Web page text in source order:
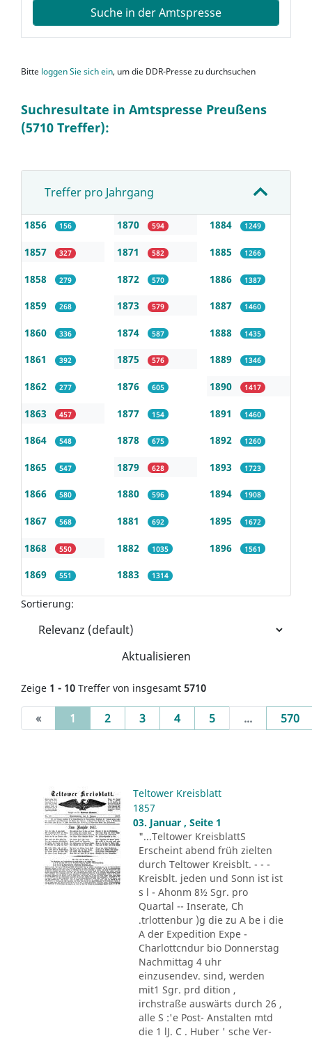
Suche in der Amtspresse
Bitte loggen Sie sich ein, um die DDR-Presse zu durchsuchen
Suchresultate in Amtspresse Preußens
(5710 Treffer):
Treffer pro Jahrgang
1856 156
1857 327
1858 279
1859 268
1860 336
1861 392
1862 277
1863 457
1864 548
1865 547
1866 580
1867 568
1868 550
1869 551
1870 594
1871 582
1872 570
1873 579
1874 587
1875 576
1876 605
1877 154
1878 675
1879 628
1880 596
1881 692
1882 1035
1883 1314
1884 1249
1885 1266
1886 1387
1887 1460
1888 1435
1889 1346
1890 1417
1891 1460
1892 1260
1893 1723
1894 1908
1895 1672
1896 1561
Sortierung:
Aktualisieren
Zeige 1 - 10 Treffer von insgesamt 5710
« 1 (current)
2 3 4 5 ... 570
Teltower Kreisblatt
1857
03. Januar , Seite 1
"...Teltower KreisblattS
Erscheint abend früh zielten
durch Teltower Kreisblt. - - -
Kreisblt. jeden und Sonn ist ist
s l - Ahonm 8½ Sgr. pro
Quartal -- Inserate, Ch
.trlottenbur )g die zu A be i die
A der Expedition Expe -
Charlottcndur bio Donnerstag
Nachmittag 4 uhr
einzusendev. sind, werden
mit1 Sgr. prd dition ,
irchstraße auswärts durch 26 ,
alle S :'e Post- Anstalten mtd
die 1 lJ. C . Huber ' sche Ver-